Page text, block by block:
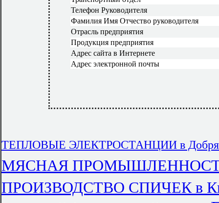
Телефон Руководителя
Фамилия Имя Отчество руководителя
Отрасль предприятия
Продукция предприятия
Адрес сайта в Интернете
Адрес электронной почты
ТЕПЛОВЫЕ ЭЛЕКТРОСТАНЦИИ в
МЯСНАЯ ПРОМЫШЛЕННОСТЬ в
ПРОИЗВОДСТВО СПИЧЕК в